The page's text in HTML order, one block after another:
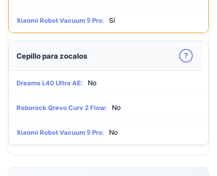
Xiaomi Robot Vacuum 5 Pro: Sí
Cepillo para zocalos ?
Dreame L40 Ultra AE: No
Roborock Qrevo Curv 2 Flow: No
Xiaomi Robot Vacuum 5 Pro: No